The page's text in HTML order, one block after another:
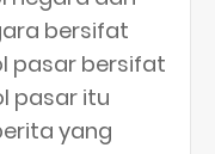
bersifat
pasar bersifat
pasar itu
yang